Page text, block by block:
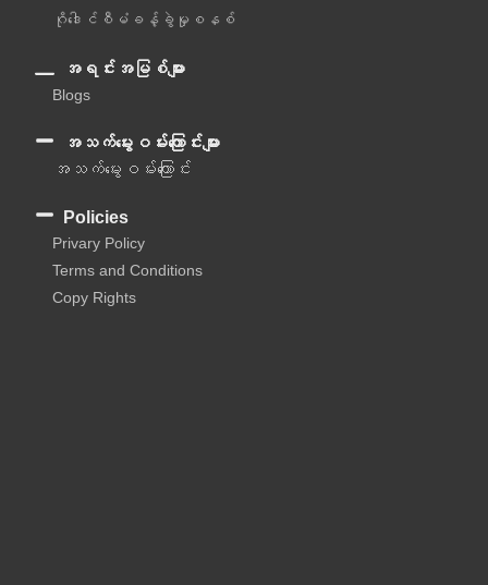
ဂိုဒေါင်စီမံခန့်ခွဲမှုစနစ်
အရင်းအမြစ်များ
Blogs
အသက်မွေးဝမ်းကြောင်းများ
အသက်မွေးဝမ်းကြောင်း
Policies
Privary Policy
Terms and Conditions
Copy Rights